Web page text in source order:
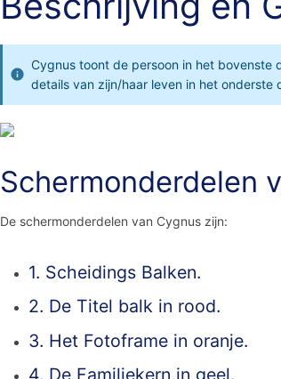
Cygnus toont de persoon in het bovenste
details van zijn/haar leven in het onderste
Schermonderdelen
De schermonderdelen van Cygnus zijn:
1. Scheidings Balken.
2. De Titel balk in rood.
3. Het Fotoframe in oranje.
4. De Familiekern in geel.